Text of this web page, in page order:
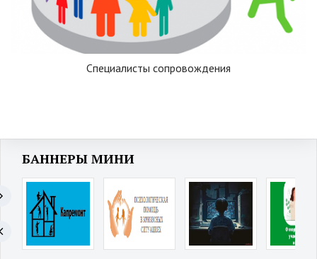
Специалисты сопровождения
БАННЕРЫ МИНИ